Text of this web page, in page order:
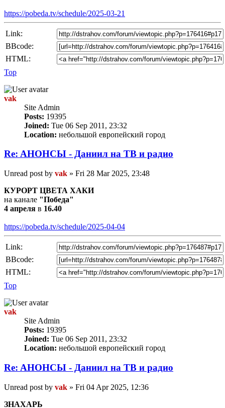
https://pobeda.tv/schedule/2025-03-21
Link:
BBcode:
HTML:
Top
vak
Site Admin
Posts: 19395
Joined: Tue 06 Sep 2011, 23:32
Location: небольшой европейский город
Re: AНОНСЫ - Даниил на TВ и радио
Unread post by vak » Fri 28 Mar 2025, 23:48
КУРОРТ ЦВЕТА ХАКИ
на канале "Победа"
4 апреля в 16.40
https://pobeda.tv/schedule/2025-04-04
Link:
BBcode:
HTML:
Top
vak
Site Admin
Posts: 19395
Joined: Tue 06 Sep 2011, 23:32
Location: небольшой европейский город
Re: AНОНСЫ - Даниил на TВ и радио
Unread post by vak » Fri 04 Apr 2025, 12:36
ЗНАХАРЬ